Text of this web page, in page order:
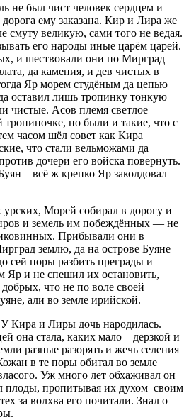
не был чист человек сердцем и
ему заказана. Кир и Лира же
смуту великую, сами того не ведая.
его народы иные царём царей.
и шествовали они по Мирград
да камения, и дев чистых в
Яр морем студёным да цепью
оставил лишь тропинку тонкую
чистые. Асов племя светлое
тропиночке, но были и такие, что с
часом шёл совет как Кира
что стали вельможами да
дочери его войска повернуть.
– всё ж крепко Яр заколдовал
урских, Морей собирал в дорогу и
и земель им побеждённых — не
Прибывали они в
землю, да на острове Буяне
сей поры разбить преграды и
Яр и не спешил их остановить,
что не по воле своей
али во земле ирийской.
Кира и Лиры дочь народилась.
она стала, каких мало – дерзкой и
разные разорять и жечь селения
в те поры обитал во земле
Уж много лет обхаживал он
плоды, пропитывая их духом своим
за волхва его почитали. Знал о